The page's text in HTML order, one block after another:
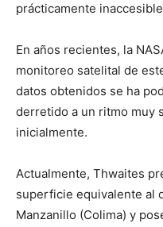
prácticamente
En años recientes, la
monitoreo satelital de
datos obtenidos se ha
derretido a un ritmo muy
inicialmente.
Actualmente, Thwaites
superficie equivalente al
Manzanillo (Colima) y